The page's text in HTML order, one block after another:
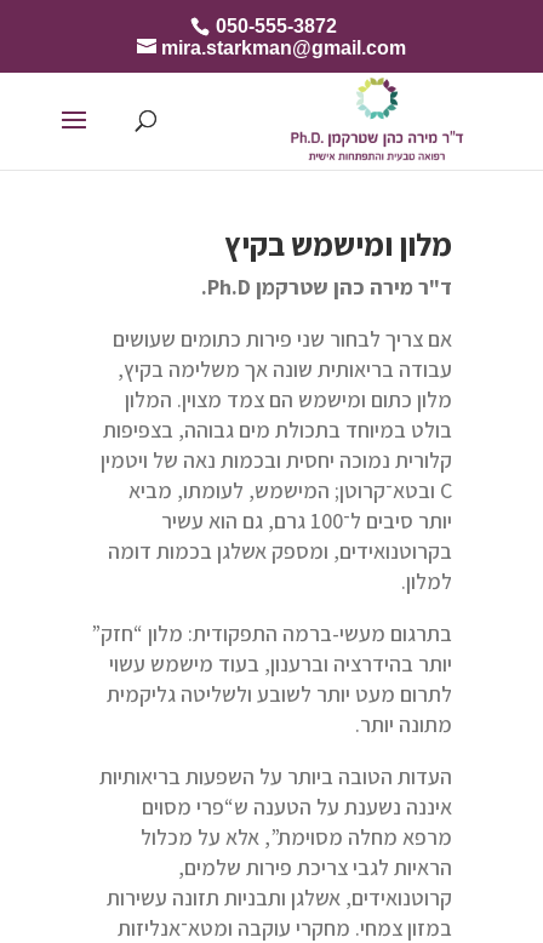
050-555-3872
mira.starkman@gmail.com
מלון ומישמש בקיץ
ד"ר מירה כהן שטרקמן Ph.D.
אם צריך לבחור שני פירות כתומים שעושים
עבודה בריאותית שונה אך משלימה בקיץ,
מלון כתום ומישמש הם צמד מצוין. המלון
בולט במיוחד בתכולת מים גבוהה, בצפיפות
קלורית נמוכה יחסית ובכמות נאה של ויטמין
C ובטא־קרוטן; המישמש, לעומתו, מביא
יותר סיבים ל־100 גרם, גם הוא עשיר
בקרוטנואידים, ומספק אשלגן בכמות דומה
למלון.
בתרגום מעשי-ברמה התפקודית: מלון “חזק”
יותר בהידרציה וברענון, בעוד מישמש עשוי
לתרום מעט יותר לשובע ולשליטה גליקמית
מתונה יותר.
העדות הטובה ביותר על השפעות בריאותיות
איננה נשענת על הטענה ש“פרי מסוים
מרפא מחלה מסוימת”, אלא על מכלול
הראיות לגבי צריכת פירות שלמים,
קרוטנואידים, אשלגן ותבניות תזונה עשירות
במזון צמחי. מחקרי עוקבה ומטא־אנליזות